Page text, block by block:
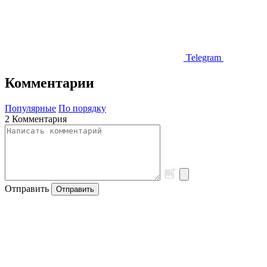
Telegram
Комментарии
Популярные По порядку
2 Комментария
Отправить Отправить